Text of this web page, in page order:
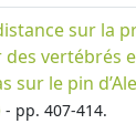
sur la
des vertébrés
sur le pin
- pp. 407-414.